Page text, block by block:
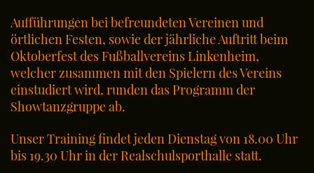
Aufführungen bei befreundeten Vereinen und
örtlichen Festen, sowie der jährliche Auftritt beim
Oktoberfest des Fußballvereins Linkenheim,
welcher zusammen mit den Spielern des Vereins
einstudiert wird, runden das Programm der
Showtanzgruppe ab.
Unser Training findet jeden Dienstag von 18.00 Uhr
bis 19.30 Uhr in der Realschulsporthalle statt.